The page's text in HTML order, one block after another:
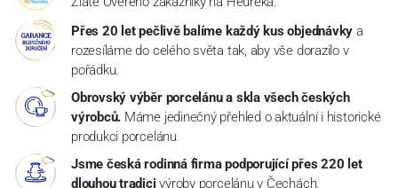
Přes 20 let pečlivě balíme každý kus objednávky a
rozesíláme do celého světa tak, aby vše dorazilo v
pořádku.
Obrovský výběr porcelánu a skla všech českých
výrobců. Máme jedinečný přehled o aktuální i historické
produkci porcelánu
Jsme česká rodinná firma podporující přes 220 let
dlouhou tradici výroby porcelánu v Čechách.